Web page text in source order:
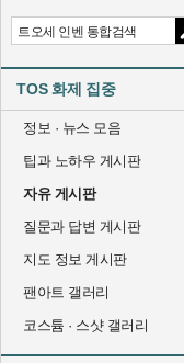
TOS 화제 집중
정보 · 뉴스 모음
팁과 노하우 게시판
자유 게시판
질문과 답변 게시판
지도 정보 게시판
팬아트 갤러리
코스튬 · 스샷 갤러리